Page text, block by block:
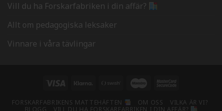
Vill du ha Forskarfabriken i din affär?
Allt om pedagogiska leksaker
Vinnare i våra tävlingar
Visa Klarna
Swish
Maestro
FORSKARFABRIKENS MATTEHÄFTEN OM OSS
VILKA ÄR VI?